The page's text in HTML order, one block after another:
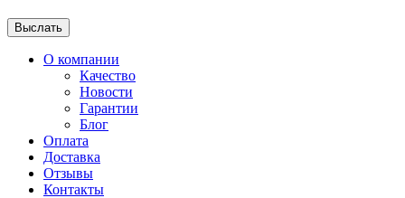
О компании
Качество
Новости
Гарантии
Блог
Оплата
Доставка
Отзывы
Контакты